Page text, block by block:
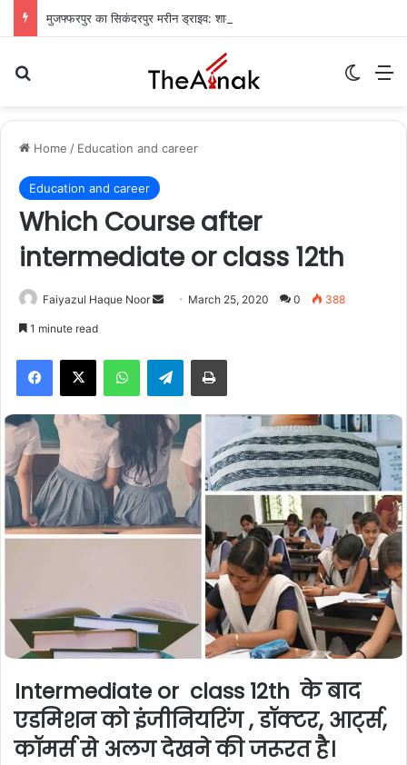
Home / Education and career
Education and career
Which Course after
intermediate or class 12th
Faiyazul Haque Noor
a
e
m
a
i
l
March 25, 2020 0 388
1 minute read
Telegram
Intermediate or class 12th के बाद
एडमिशन को इंजीनियरिंग , डॉक्टर, आर्ट्स,
कॉमर्स से अलग देखने की जरूरत है।